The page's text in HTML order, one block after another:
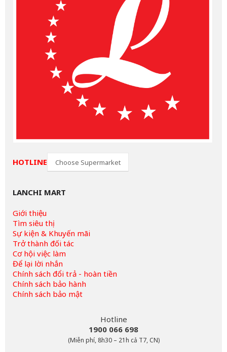
HOTLINE Choose Supermarket
LANCHI MART
Giới thiệu
Tìm siêu thị
Sự kiện & Khuyến mãi
Trở thành đối tác
Cơ hội việc làm
Để lại lời nhắn
Chính sách đổi trả - hoàn tiền
Chính sách bảo hành
Chính sách bảo mật
Hotline
1900 066 698
(Miễn phí, 8h30 – 21h cả T7, CN)